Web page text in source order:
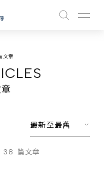
文章
最新至最舊
38 篇文章